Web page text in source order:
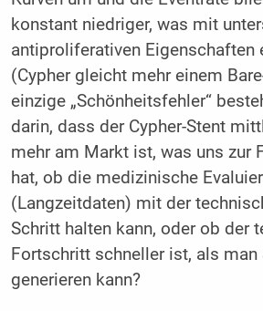
konstant niedriger, was mit
antiproliferativen Eigenschaften
(Cypher gleicht mehr einem
einzige „Schönheitsfehler“
darin, dass der Cypher-Stent
mehr am Markt ist, was uns zur
hat, ob die medizinische
(Langzeitdaten) mit der
Schritt halten kann, oder ob der
Fortschritt schneller ist, als man
generieren kann?